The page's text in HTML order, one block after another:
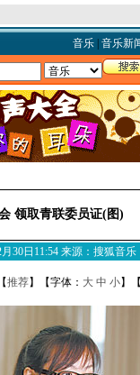
音乐| 音乐新
领取青联委员证(图)
30日11:54 来源：搜狐音乐
推荐】【字体： 大 中 小】【